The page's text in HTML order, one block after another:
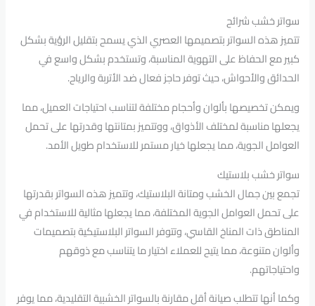
سواتر خشب شرائح
تتميز هذه السواتر بتصميمها العصري الذي يسمح بتقليل الرؤية بشكل
كبير مع الحفاظ على التهوية المناسبة، وتستخدم بشكل واسع في
الحدائق والأحواش، حيث توفر حاجز فعال ضد الأتربة والرياح.
ويمكن تخصيصها بألوان وأحجام مختلفة لتناسب احتياجات العميل، مما
يجعلها مناسبة لمختلف الأذواق، ووتتميز بمتانتها وقدرتها على تحمل
العوامل الجوية، مما يجعلها خيار مستمر للاستخدام طويل الأمد.
سواتر خشب بلاستيك
تجمع بين جمال الخشب ومتانة البلاستيك، وتتميز هذه السواتر بقدرتها
على تحمل العوامل الجوية المختلفة، مما يجعلها مثالية للاستخدام في
المناطق ذات المناخ القاسي، وتتوفر السواتر البلاستيكية بتصميمات
وألوان متنوعة، مما يتيح للعملاء اختيار ما يتناسب مع ذوقهم
واحتياجاتهم.
وكما أنها تتطلب صيانة أقل مقارنة بالسواتر الخشبية التقليدية، مما يوفر